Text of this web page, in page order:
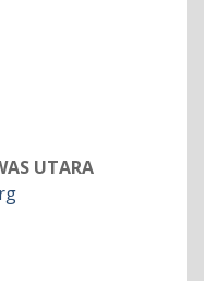
UTARA